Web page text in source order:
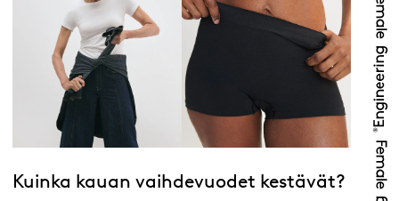
Kuinka kauan vaihdevuodet kestävät?